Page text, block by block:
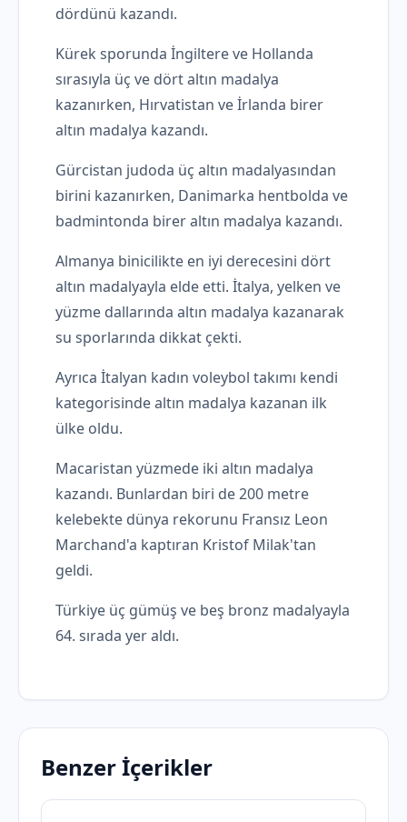
dördünü kazandı.
Kürek sporunda İngiltere ve Hollanda
sırasıyla üç ve dört altın madalya
kazanırken, Hırvatistan ve İrlanda birer
altın madalya kazandı.
Gürcistan judoda üç altın madalyasından
birini kazanırken, Danimarka hentbolda ve
badmintonda birer altın madalya kazandı.
Almanya binicilikte en iyi derecesini dört
altın madalyayla elde etti. İtalya, yelken ve
yüzme dallarında altın madalya kazanarak
su sporlarında dikkat çekti.
Ayrıca İtalyan kadın voleybol takımı kendi
kategorisinde altın madalya kazanan ilk
ülke oldu.
Macaristan yüzmede iki altın madalya
kazandı. Bunlardan biri de 200 metre
kelebekte dünya rekorunu Fransız Leon
Marchand'a kaptıran Kristof Milak'tan
geldi.
Türkiye üç gümüş ve beş bronz madalyayla
64. sırada yer aldı.
Benzer İçerikler